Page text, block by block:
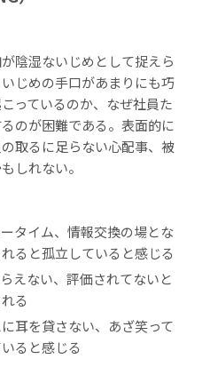
陰湿ないじめとして捉えら
じめの手口があまりにも巧
っているのか、なぜ社員た
のが困難である。表面的に
取るに足らない心配事、被
しれない。
タイム、情報交換の場とな
ると孤立していると感じる
えない、評価されてないと
る
耳を貸さない、あざ笑って
ると感じる